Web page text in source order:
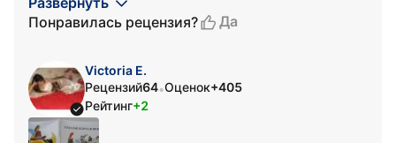
Понравилась рецензия?
Да
Victoria E.
Рецензий64•Оценок+405
Рейтинг+2